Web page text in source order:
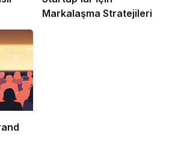
Markalaşma Stratejileri